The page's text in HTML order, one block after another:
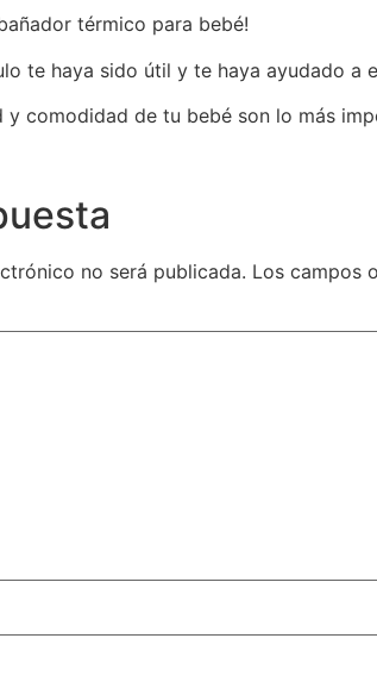
térmico para bebé!
te haya sido útil y te haya ayudado a
y comodidad de tu bebé son lo más
no será publicada. Los campos